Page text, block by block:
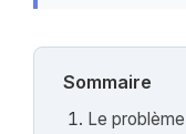
Sommaire
Le